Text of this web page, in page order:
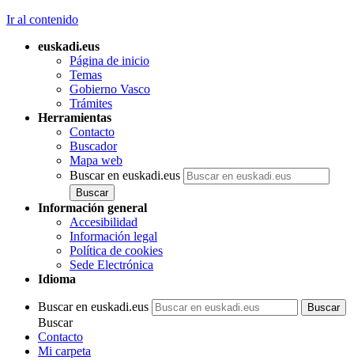
Ir al contenido
euskadi.eus
Página de inicio
Temas
Gobierno Vasco
Trámites
Herramientas
Contacto
Buscador
Mapa web
Buscar en euskadi.eus
Información general
Accesibilidad
Información legal
Política de cookies
Sede Electrónica
Idioma
Buscar en euskadi.eus
Buscar
Contacto
Mi carpeta